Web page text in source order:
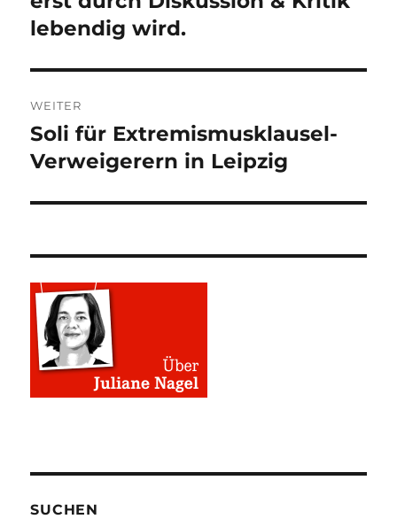
lebendig wird.
WEITER
Nächster
Beitrag:
Soli für Extremismusklausel-
Verweigerern in Leipzig
SUCHEN